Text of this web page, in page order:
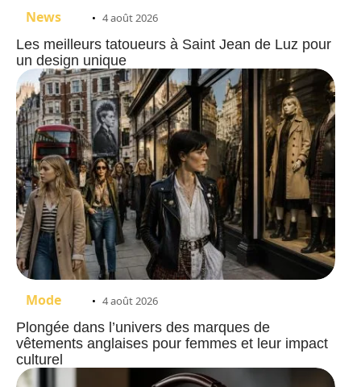
News 4 août 2026
Les meilleurs tatoueurs à Saint Jean de Luz pour
un design unique
Mode 4 août 2026
Plongée dans l’univers des marques de
vêtements anglaises pour femmes et leur impact
culturel